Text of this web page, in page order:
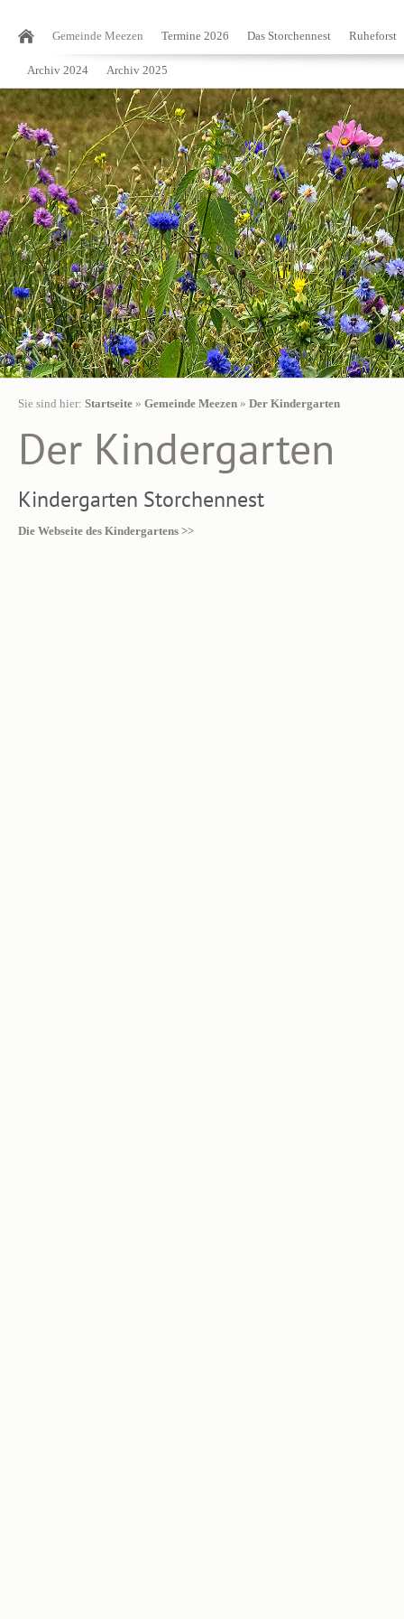
Gemeinde Meezen Termine 2026 Das Storchennest Ruheforst
Archiv 2024 Archiv 2025
Sie sind hier: Startseite » Gemeinde Meezen » Der Kindergarten
Der Kindergarten
Kindergarten Storchennest
Die Webseite des Kindergartens >>